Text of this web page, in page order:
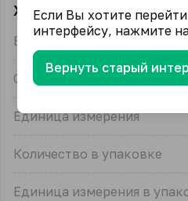
Характеристики
Бренд
Страна-производитель
Единица измерения
Количество в упаковке
Единица измерения в
Если Вы хотите
интерфейсу, нажмите
Вернуть старый